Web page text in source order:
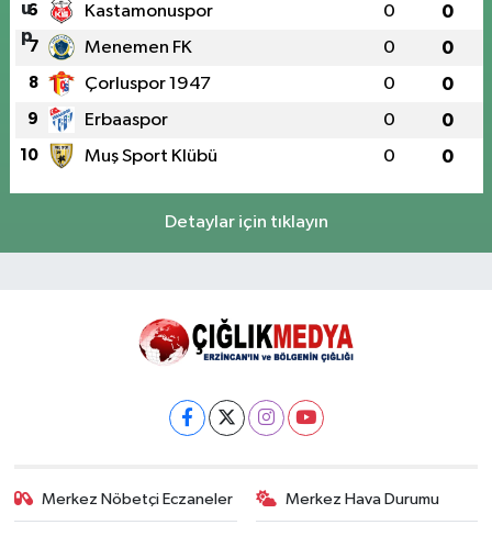
6 Kastamonuspor 0 0
7 Menemen FK 0 0
8 Çorluspor 1947 0 0
9 Erbaaspor 0 0
10 Muş Sport Klübü 0 0
Detaylar için tıklayın
Merkez Nöbetçi Eczaneler Merkez Hava Durumu